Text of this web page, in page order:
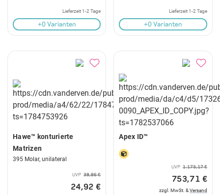
Lieferzeit 1-2 Tage
+0 Varianten
Lieferzeit 1-2 Tage
+0 Varianten
Hawe™ konturierte
Matrizen
395 Molar, unilateral
UVP 39,86 €
24,92 €
Apex ID™
UVP 1.173,17 €
753,71 €
zzgl. MwSt. &Versand